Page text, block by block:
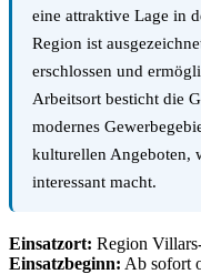
eine attraktive Lage in
Region ist
erschlossen und
Arbeitsort besticht die
modernes
kulturellen Angeboten,
interessant macht.
Einsatzort: Region
Einsatzbeginn: Ab sofort